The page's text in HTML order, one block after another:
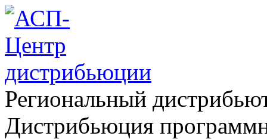
Региональный
Дистрибьюция